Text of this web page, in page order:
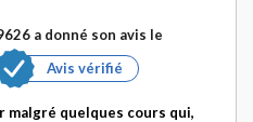
a donné son avis le
Avis vérifié
malgré quelques cours qui,